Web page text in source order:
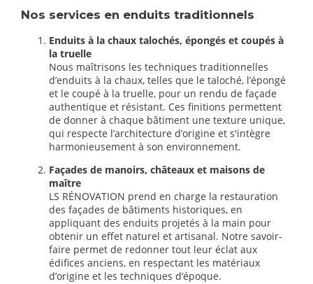
Nos services en enduits traditionnels
Enduits à la chaux talochés, épongés et coupés à
la truelle
Nous maîtrisons les techniques traditionnelles
d’enduits à la chaux, telles que le taloché, l’épongé
et le coupé à la truelle, pour un rendu de façade
authentique et résistant. Ces finitions permettent
de donner à chaque bâtiment une texture unique,
qui respecte l’architecture d’origine et s'intègre
harmonieusement à son environnement.
Façades de manoirs, châteaux et maisons de
maître
LS RÉNOVATION prend en charge la restauration
des façades de bâtiments historiques, en
appliquant des enduits projetés à la main pour
obtenir un effet naturel et artisanal. Notre savoir-
faire permet de redonner tout leur éclat aux
édifices anciens, en respectant les matériaux
d’origine et les techniques d’époque.